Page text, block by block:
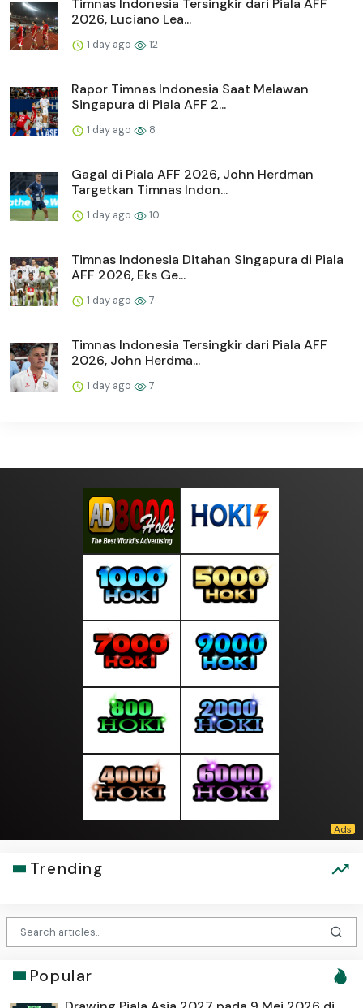
Timnas Indonesia Tersingkir dari Piala AFF
2026, Luciano Lea...
1 day ago 12
Rapor Timnas Indonesia Saat Melawan
Singapura di Piala AFF 2...
1 day ago 8
Gagal di Piala AFF 2026, John Herdman
Targetkan Timnas Indon...
1 day ago 10
Timnas Indonesia Ditahan Singapura di Piala
AFF 2026, Eks Ge...
1 day ago 7
Timnas Indonesia Tersingkir dari Piala AFF
2026, John Herdma...
1 day ago 7
Trending
Popular